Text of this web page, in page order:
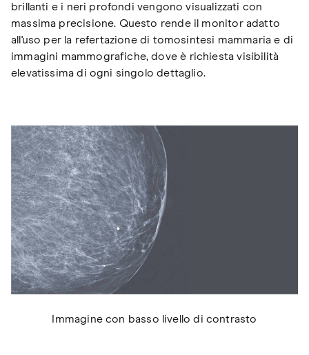
brillanti e i neri profondi vengono visualizzati con
massima precisione. Questo rende il monitor adatto
all'uso per la refertazione di tomosintesi mammaria e di
immagini mammografiche, dove è richiesta visibilità
elevatissima di ogni singolo dettaglio.
Immagine con basso livello di contrasto